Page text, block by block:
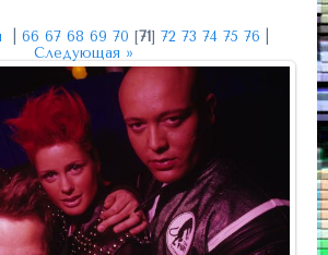
66 67 68 69 70 [71] 72 73 74 75 76
Следующая »